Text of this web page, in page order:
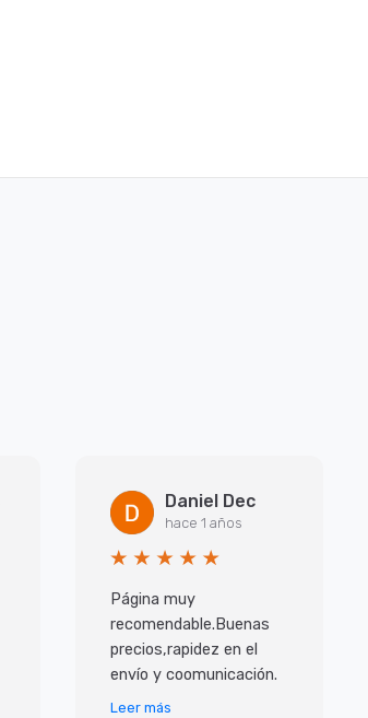
Daniel Dec
hace 1 años
Página muy
recomendable.Buenas
precios,rapidez en el
envío y coomunicación.
Leer más